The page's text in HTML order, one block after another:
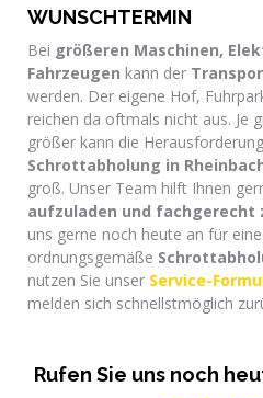
WUNSCHTERMIN
Bei größeren Maschinen,
Fahrzeugen kann der
werden. Der eigene Hof,
reichen da oftmals nicht aus. Je
größer kann die
Schrottabholung in
groß. Unser Team hilft Ihnen
aufzuladen und fachgerecht
uns gerne noch heute an für eine
ordnungsgemäße
nutzen Sie unser Service-
melden sich schnellstmöglich
Rufen Sie uns noch